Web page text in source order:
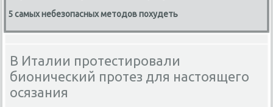
5 самых небезопасных методов похудеть
В Италии протестировали
бионический протез для настоящего
осязания